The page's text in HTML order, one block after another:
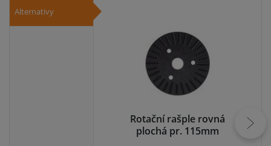
Alternativy
Rotační rašple rovná
plochá pr. 115mm